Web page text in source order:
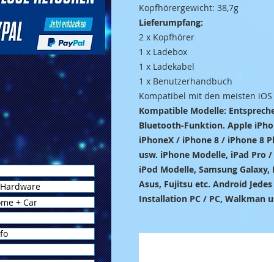
Kopfhörergewicht: 38,7g
Lieferumpfang:
2 x Kopfhörer
1 x Ladebox
1 x Ladekabel
1 x Benutzerhandbuch
Kompatibel mit den meisten
Kompatible Modelle:
Bluetooth-Funktion. Apple
iPhoneX / iPhone 8 / iPhone 8
usw. iPhone Modelle, iPad Pro
iPod Modelle, Samsung
Asus, Fujitsu etc. Android
Installation PC / PC, Walkman
+ Car